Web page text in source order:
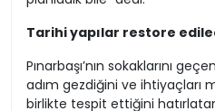
Tarihi yapılar restore
Pınarbaşı’nın sokaklarını
adım gezdiğini ve ihtiyaçları
birlikte tespit ettiğini